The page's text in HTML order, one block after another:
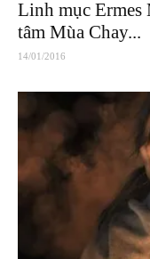
Linh mục Ermes
tâm Mùa Chay...
14/01/2016